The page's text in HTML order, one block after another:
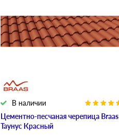
Цементно-песчаная черепица Braas
Таунус Красный
В наличии